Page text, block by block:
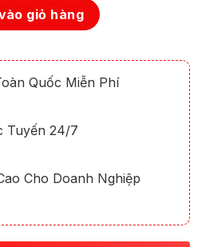
giỏ hàng
Quốc Miễn Phí
Tuyến 24/7
Cho Doanh Nghiệp